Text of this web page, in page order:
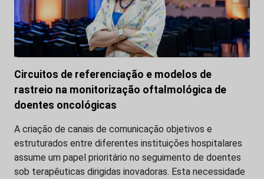
Circuitos de referenciação e modelos de
rastreio na monitorização oftalmológica de
doentes oncológicas
A criação de canais de comunicação objetivos e
estruturados entre diferentes instituições hospitalares
assume um papel prioritário no seguimento de doentes
sob terapêuticas dirigidas inovadoras. Esta necessidade